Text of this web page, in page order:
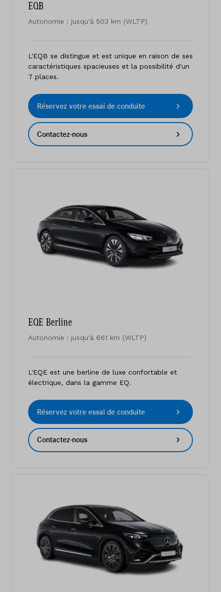
EQB
Autonomie : jusqu'à 503 km (WLTP)
L'EQB se distingue et est unique en raison de ses
caractéristiques spacieuses et la possibilité d'un
7 places.
Réservez votre essai de conduite
Contactez-nous
EQE Berline
Autonomie : jusqu'à 661 km (WLTP)
L'EQE est une berline de luxe confortable et
électrique, dans la gamme EQ.
Réservez votre essai de conduite
Contactez-nous